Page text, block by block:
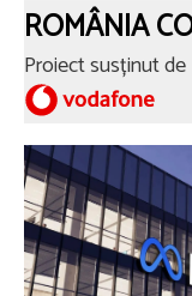
ROMÂNIA
Proiect susținut de